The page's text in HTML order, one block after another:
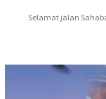
Selamat jalan